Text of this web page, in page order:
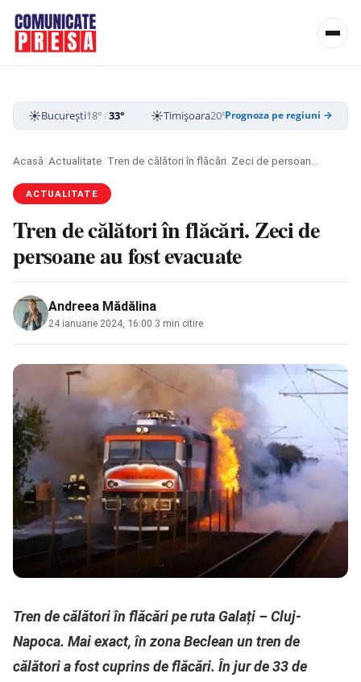
☀️București18°/33° ☀️Timișoara20°/35° ☀️Cluj-Napoca
Prognoza pe regiuni →
Acasă/Actualitate/
ACTUALITATE
Tren de călători în flăcări. Zeci de
persoane au fost evacuate
Andreea Mădălina
24 ianuarie 2024, 16:00 3 min citire
Tren de călători în flăcări pe ruta Galați – Cluj-
Napoca. Mai exact, în zona Beclean un tren de
călători a fost cuprins de flăcări. În jur de 33 de